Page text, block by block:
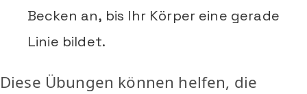
Becken an, bis Ihr Körper eine gerade
Linie bildet.
Diese Übungen können helfen, die